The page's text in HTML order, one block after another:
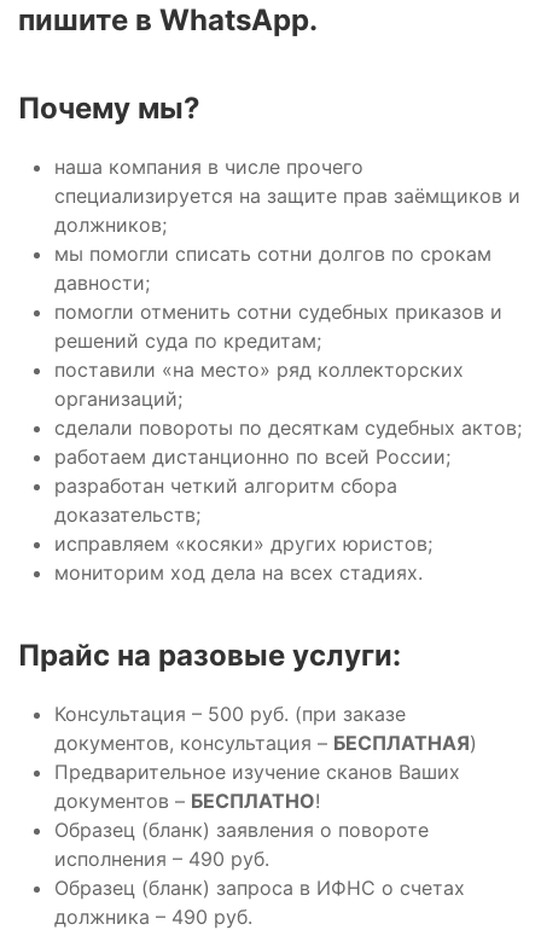
пишите в WhatsApp.
Почему мы?
наша компания в числе прочего
специализируется на защите прав заёмщиков и
должников;
мы помогли списать сотни долгов по срокам
давности;
помогли отменить сотни судебных приказов и
решений суда по кредитам;
поставили «на место» ряд коллекторских
организаций;
сделали повороты по десяткам судебных актов;
работаем дистанционно по всей России;
разработан четкий алгоритм сбора
доказательств;
исправляем «косяки» других юристов;
мониторим ход дела на всех стадиях.
Прайс на разовые услуги:
Консультация – 500 руб. (при заказе
документов, консультация – БЕСПЛАТНАЯ)
Предварительное изучение сканов Ваших
документов – БЕСПЛАТНО!
Образец (бланк) заявления о повороте
исполнения – 490 руб.
Образец (бланк) запроса в ИФНС о счетах
должника – 490 руб.